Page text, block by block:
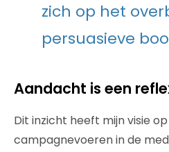
zich op het
persuasieve
Aandacht is een
Dit inzicht heeft mijn visie
campagnevoeren in de